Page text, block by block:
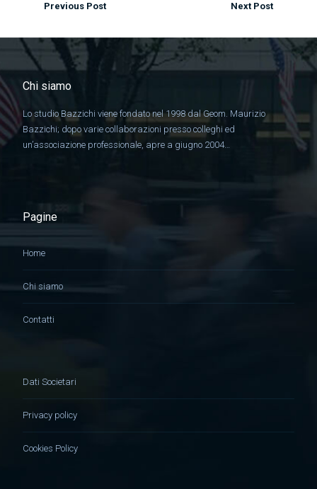
Previous Post Next Post
Chi siamo
Lo studio Bazzichi viene fondato nel 1998 dal Geom. Maurizio
Bazzichi; dopo varie collaborazioni presso colleghi ed
un’associazione professionale, apre a giugno 2004…
Pagine
Home
Chi siamo
Contatti
Dati Societari
Privacy policy
Cookies Policy